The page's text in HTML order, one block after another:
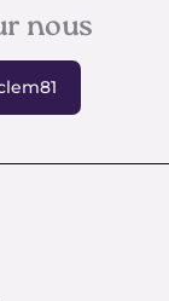
nous